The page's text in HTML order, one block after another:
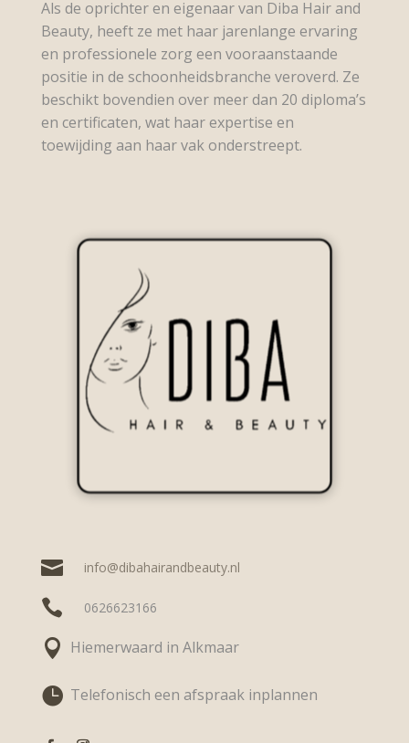
Als de oprichter en eigenaar van Diba Hair and
Beauty, heeft ze met haar jarenlange ervaring
en professionele zorg een vooraanstaande
positie in de schoonheidsbranche veroverd. Ze
beschikt bovendien over meer dan 20 diploma’s
en certificaten, wat haar expertise en
toewijding aan haar vak onderstreept.
 info@dibahairandbeauty.nl
 0626623166
 Hiemerwaard in Alkmaar
 Telefonisch een afspraak inplannen